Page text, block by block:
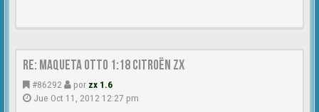
Re: MAQUETA OTTO 1:18 CITROËN ZX
#86292 por zx 1.6
Jue Oct 11, 2012 12:27 pm